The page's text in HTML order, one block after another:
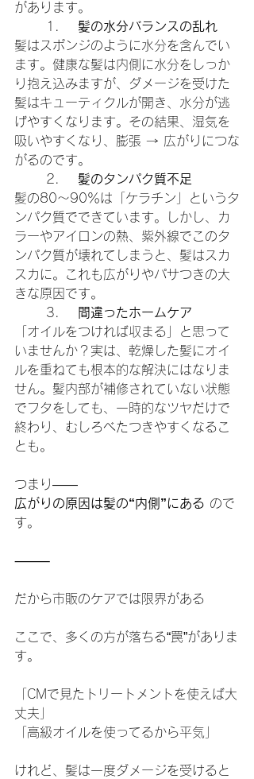
があります。
髪の水分バランスの乱れ
髪はスポンジのように水分を含んでい
ます。健康な髪は内側に水分をしっか
り抱え込みますが、ダメージを受けた
髪はキューティクルが開き、水分が逃
げやすくなります。その結果、湿気を
吸いやすくなり、膨張 → 広がりにつな
がるのです。
髪のタンパク質不足
髪の80〜90％は「ケラチン」というタ
ンパク質でできています。しかし、カ
ラーやアイロンの熱、紫外線でこのタ
ンパク質が壊れてしまうと、髪はスカ
スカに。これも広がりやパサつきの大
きな原因です。
間違ったホームケア
「オイルをつければ収まる」と思って
いませんか？実は、乾燥した髪にオイ
ルを重ねても根本的な解決にはなりま
せん。髪内部が補修されていない状態
でフタをしても、一時的なツヤだけで
終わり、むしろべたつきやすくなるこ
とも。
つまり――
広がりの原因は髪の“内側”にある ので
す。
⸻
だから市販のケアでは限界がある
ここで、多くの方が落ちる“罠”がありま
す。
「CMで見たトリートメントを使えば大
丈夫」
「高級オイルを使ってるから平気」
けれど、髪は一度ダメージを受けると